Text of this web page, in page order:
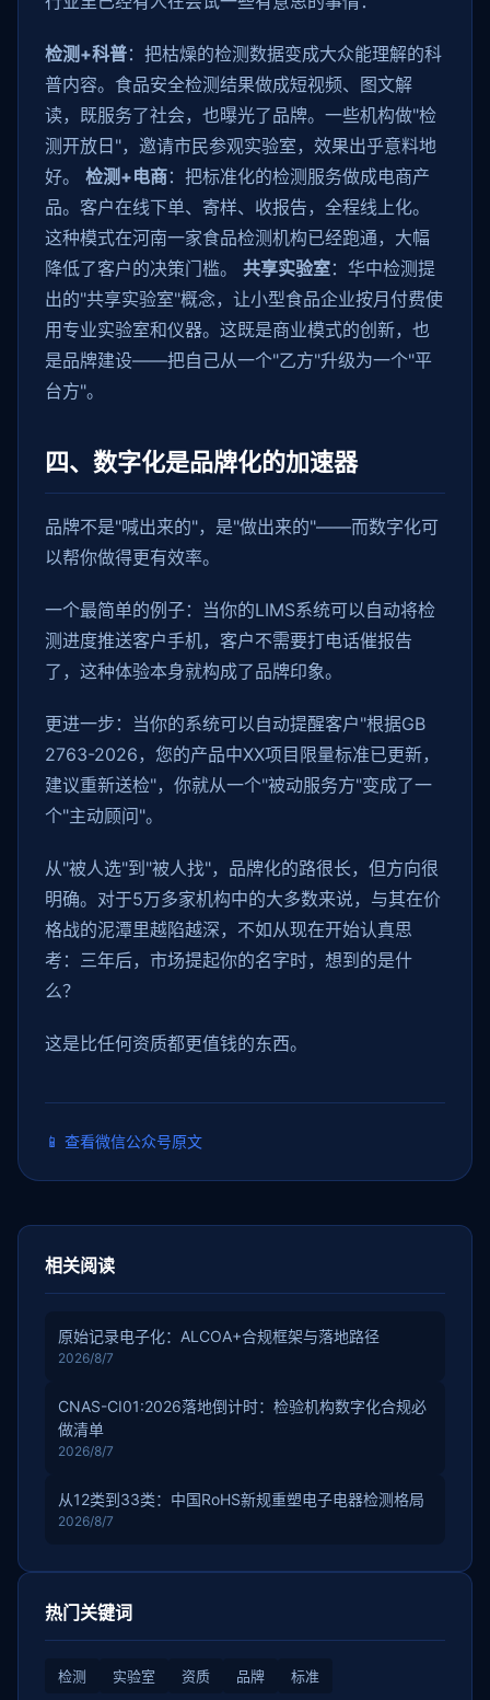
检测+科普：把枯燥的检测数据变成大众能理解的科
普内容。食品安全检测结果做成短视频、图文解
读，既服务了社会，也曝光了品牌。一些机构做"检
测开放日"，邀请市民参观实验室，效果出乎意料地
好。 检测+电商：把标准化的检测服务做成电商产
品。客户在线下单、寄样、收报告，全程线上化。
这种模式在河南一家食品检测机构已经跑通，大幅
降低了客户的决策门槛。 共享实验室：华中检测提
出的"共享实验室"概念，让小型食品企业按月付费使
用专业实验室和仪器。这既是商业模式的创新，也
是品牌建设——把自己从一个"乙方"升级为一个"平
台方"。
四、数字化是品牌化的加速器
品牌不是"喊出来的"，是"做出来的"——而数字化可
以帮你做得更有效率。
一个最简单的例子：当你的LIMS系统可以自动将检
测进度推送客户手机，客户不需要打电话催报告
了，这种体验本身就构成了品牌印象。
更进一步：当你的系统可以自动提醒客户"根据GB
2763-2026，您的产品中XX项目限量标准已更新，
建议重新送检"，你就从一个"被动服务方"变成了一
个"主动顾问"。
从"被人选"到"被人找"，品牌化的路很长，但方向很
明确。对于5万多家机构中的大多数来说，与其在价
格战的泥潭里越陷越深，不如从现在开始认真思
考：三年后，市场提起你的名字时，想到的是什
么？
这是比任何资质都更值钱的东西。
📱 查看微信公众号原文
相关阅读
原始记录电子化：ALCOA+合规框架与落地路径
2026/8/7
CNAS-CI01:2026落地倒计时：检验机构数字化合规必
做清单
2026/8/7
从12类到33类：中国RoHS新规重塑电子电器检测格局
2026/8/7
热门关键词
检测 实验室 资质 品牌 标准